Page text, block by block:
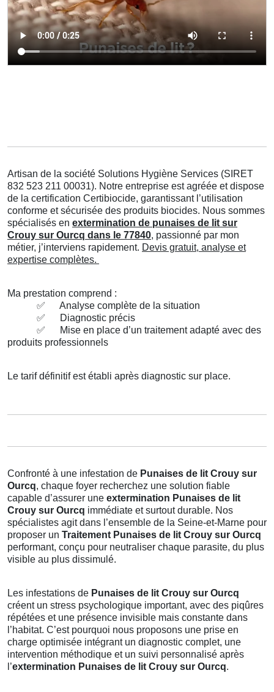
Artisan de la société Solutions Hygiène Services (SIRET
832 523 211 00031). Notre entreprise est agréée et dispose
de la certification Certibiocide, garantissant l’utilisation
conforme et sécurisée des produits biocides. Nous sommes
spécialisés en extermination de punaises de lit sur
Crouy sur Ourcq dans le 77840, passionné par mon
métier, j’interviens rapidement. Devis gratuit, analyse et
expertise complètes.
Ma prestation comprend :
✅
Analyse complète de la situation
✅
Diagnostic précis
✅
Mise en place d’un traitement adapté avec des
produits professionnels
Le tarif définitif est établi après diagnostic sur place.
Confronté à une infestation de Punaises de lit Crouy sur
Ourcq, chaque foyer recherchez une solution fiable
capable d’assurer une extermination Punaises de lit
Crouy sur Ourcq immédiate et surtout durable. Nos
spécialistes agit dans l’ensemble de la Seine-et-Marne pour
proposer un Traitement Punaises de lit Crouy sur Ourcq
performant, conçu pour neutraliser chaque parasite, du plus
visible au plus dissimulé.
Les infestations de Punaises de lit Crouy sur Ourcq
créent un stress psychologique important, avec des piqûres
répétées et une présence invisible mais constante dans
l’habitat. C’est pourquoi nous proposons une prise en
charge optimisée intégrant un diagnostic complet, une
intervention méthodique et un suivi personnalisé après
l’extermination Punaises de lit Crouy sur Ourcq.